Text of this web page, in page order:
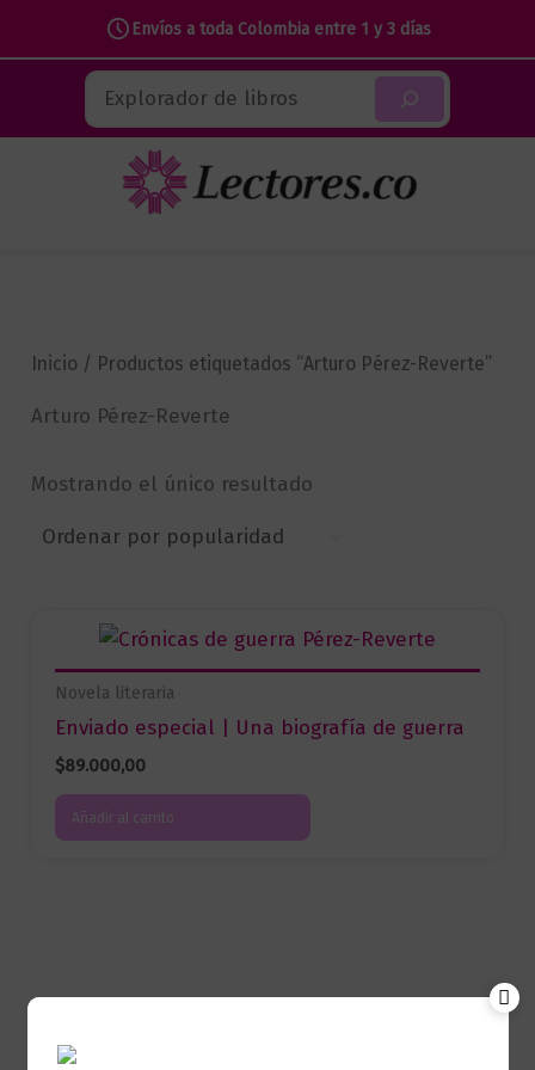
Envíos a toda Colombia entre 1 y 3 días
contenido
Buscar
Inicio / Productos etiquetados “Arturo Pérez-Reverte”
Arturo Pérez-Reverte
Mostrando el único resultado
Novela literaria
Enviado especial | Una biografía de guerra
$89.000,00
Añadir al carrito